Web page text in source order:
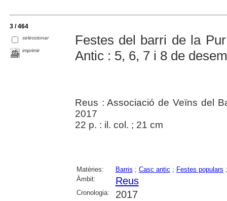
3 / 464
seleccionar
imprimir
Festes del barri de la
Antic : 5, 6, 7 i 8 de
Reus : Associació de Veïns del
2017
22 p. : il. col. ; 21 cm
Matèries: Barris ; Casc antic ; Festes populars
Àmbit:
Reus
Cronologia: 2017